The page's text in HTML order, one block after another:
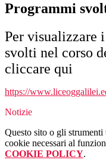
Programmi
Per visualizzare
svolti nel corso
cliccare qui
https://
Notizie
Questo sito o gli
cookie necessari al
COOKIE POLICY.